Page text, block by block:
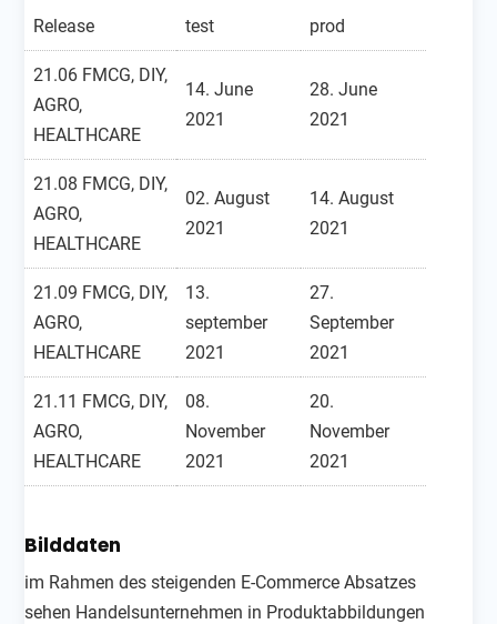
Release test prod
21.06 FMCG, DIY,
AGRO,
HEALTHCARE
14. June
2021
28. June
2021
21.08 FMCG, DIY,
AGRO,
HEALTHCARE
02. August
2021
14. August
2021
21.09 FMCG, DIY,
AGRO,
HEALTHCARE
13.
september
2021
27.
September
2021
21.11 FMCG, DIY,
AGRO,
HEALTHCARE
08.
November
2021
20.
November
2021
Bilddaten
im Rahmen des steigenden E-Commerce Absatzes
sehen Handelsunternehmen in Produktabbildungen